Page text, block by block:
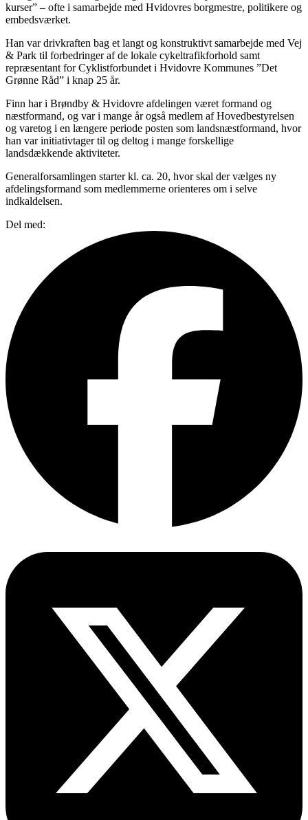
kurser” – ofte i samarbejde med Hvidovres borgmestre, politikere og
embedsværket.
Han var drivkraften bag et langt og konstruktivt samarbejde med Vej
& Park til forbedringer af de lokale cykeltrafikforhold samt
repræsentant for Cyklistforbundet i Hvidovre Kommunes ”Det
Grønne Råd” i knap 25 år.
Finn har i Brøndby & Hvidovre afdelingen været formand og
næstformand, og var i mange år også medlem af Hovedbestyrelsen
og varetog i en længere periode posten som landsnæstformand, hvor
han var initiativtager til og deltog i mange forskellige
landsdækkende aktiviteter.
Generalforsamlingen starter kl. ca. 20, hvor skal der vælges ny
afdelingsformand som medlemmerne orienteres om i selve
indkaldelsen.
Del med: